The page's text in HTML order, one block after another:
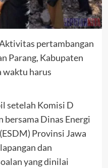
pertambangan
Parang, Kabupaten
waktu harus
setelah Komisi D
bersama Dinas Energi
Provinsi Jawa
dan
yang dinilai